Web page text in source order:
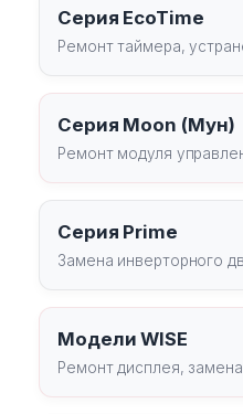
Серия EcoTime
Ремонт таймера,
Серия Moon (Мун)
Ремонт модуля
Серия Prime
Замена инверторного
Модели WISE
Ремонт дисплея,